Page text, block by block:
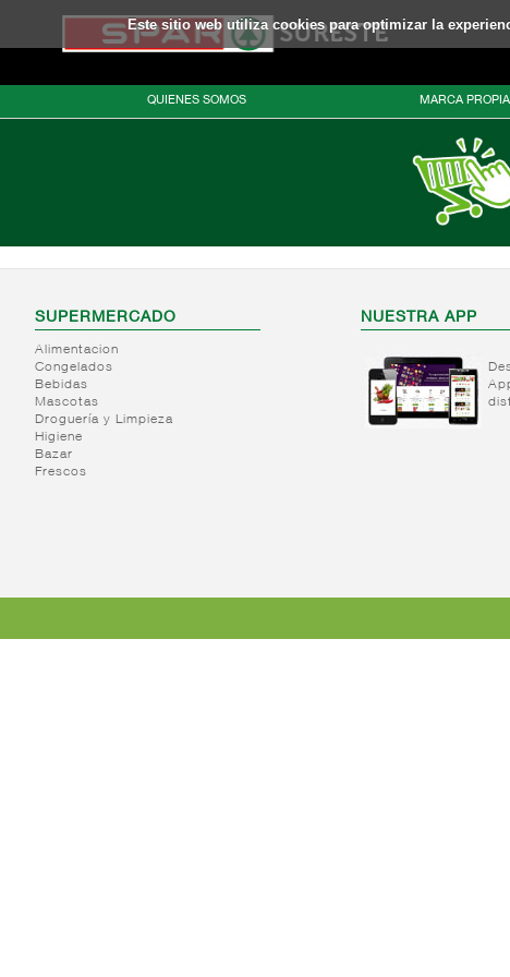
Este sitio web utiliza cookies para optimizar la
QUIENES SOMOS MARCA PROPIA
SUPERMERCADO
Alimentacion
Congelados
Bebidas
Mascotas
Droguería y Limpieza
Higiene
Bazar
Frescos
NUESTRA APP